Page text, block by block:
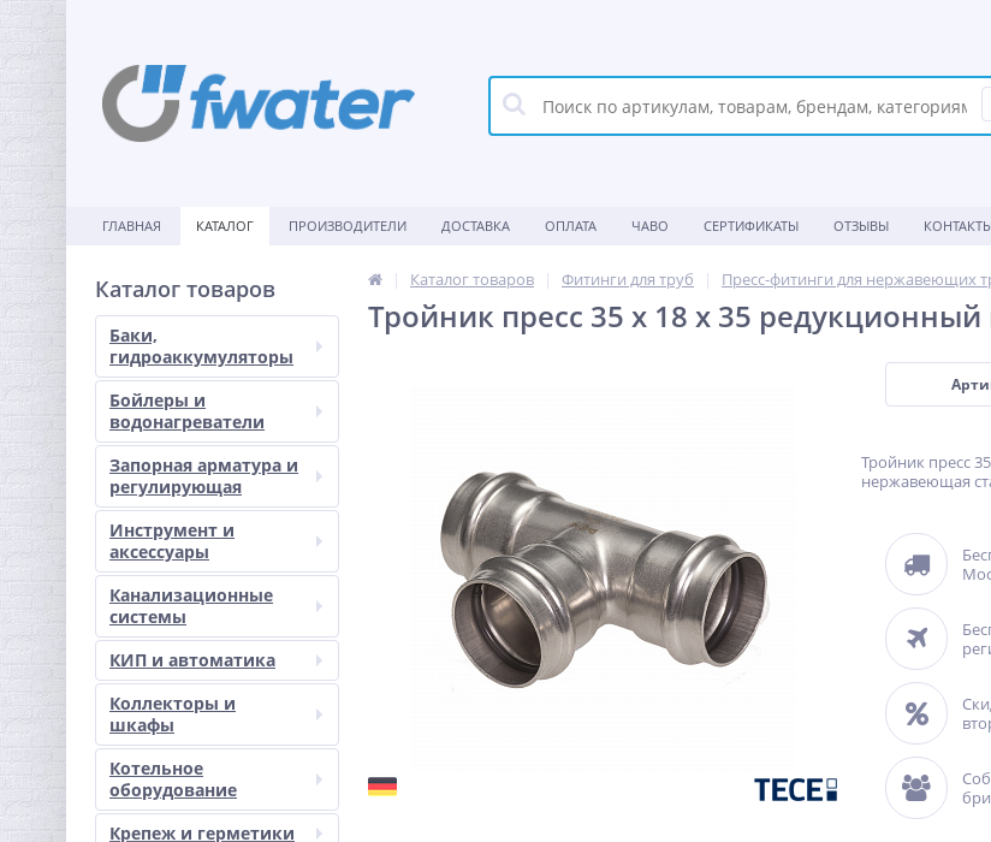
ГЛАВНАЯ КАТАЛОГ ПРОИЗВОДИТЕЛИ ДОСТАВКА ОПЛАТА ЧАВО СЕРТИФИКАТЫ ОТЗЫВЫ
Каталог товаров
Баки,
гидроаккумуляторы
Бойлеры и
водонагреватели
Запорная арматура и
регулирующая
Инструмент и
аксессуары
Канализационные
системы
КИП и автоматика
Коллекторы и
шкафы
Котельное
оборудование
Крепеж и герметики
Каталог товаров Фитинги для труб Пресс-фитинги для нержавеющих
Тройник пресс 35 х 18 х 35
Тройник пресс
нержавеющая